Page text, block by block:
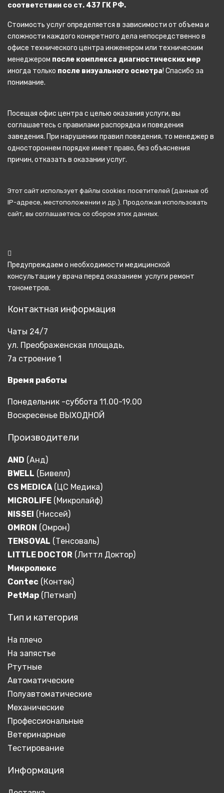
соответствии со ст. 437 ГК РФ.
Стоимость услуг определяется в зависимости от объема и
сложности каждого конкретного дела непосредственно в
офисе технического центра инженером или техническим
менеджером после комплекса диагностических мер
иногда только после визуального осмотра! Спасибо за
понимание.
Посещая офис центра с целью оказания услуги, вы
соглашаетесь с правилами распорядка и поведения
заведения. При нарушении правил поведения, то менеджер в
одностороннем порядке имеет право, без объяснения
причин, отказать в оказании услуг.
Этот сайт использует файлы cookies посетителей (данные об
IP-адресе, местоположении и др.). Продолжая использовать
сайт, вы соглашаетесь со сбором этих данных.
Предупреждаем о необходимости медицинской
консультации у врача перед оказанием услуги ремонт
тонометров.
Контактная информация
Чаты 24/7
ул. Преображенская площадь,
7а строение 1
Время работы
Понедельник -суббота 11.00-19.00
Воскресенье ВЫХОДНОЙ
Производители
AND (Анд)
BWELL (Бивелл)
CS MEDICA (ЦС Медика)
MICROLIFE (Микролайф)
NISSEI (Ниссей)
OMRON (Омрон)
TENSOVAL (Тенсоваль)
LITTLE DOCTOR (Литтл Доктор)
Микролюкс
Contec (Контек)
PetMap (Петмап)
Тип и категория
На плечо
На запястье
Ртутные
Автоматические
Полуавтоматические
Механические
Профессиональные
Ветеринарные
Тестирование
Информация